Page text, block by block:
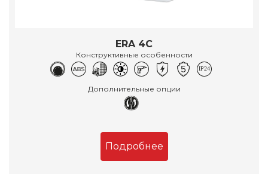
ERA 4C
Конструктивные особенности
Дополнительные опции
Подробнее